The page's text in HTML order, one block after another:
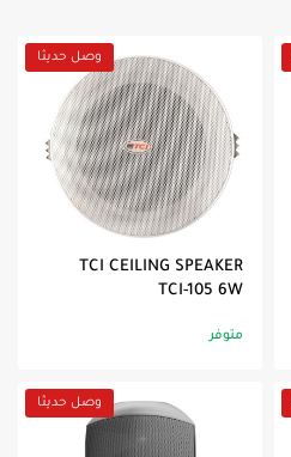
وصل حديثا
TCI CEILING SPEAKER
TCI-105 6W
متوفر
وصل حديثا